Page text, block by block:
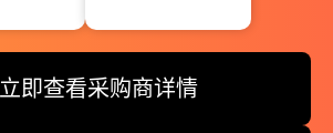
立即查看采购商详情